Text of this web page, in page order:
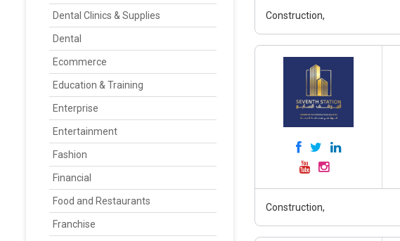
Dental Clinics & Supplies
Dental
Ecommerce
Education & Training
Enterprise
Entertainment
Fashion
Financial
Food and Restaurants
Franchise
Construction,
Construction,